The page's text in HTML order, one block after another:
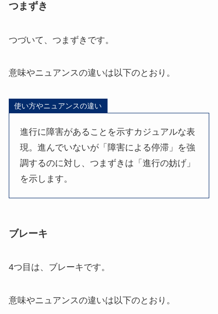
つまずき
つづいて、つまずきです。
意味やニュアンスの違いは以下のとおり。
使い方やニュアンスの違い
進行に障害があることを示すカジュアルな表
現。進んでいないが「障害による停滞」を強
調するのに対し、つまずきは「進行の妨げ」
を示します。
ブレーキ
4つ目は、ブレーキです。
意味やニュアンスの違いは以下のとおり。